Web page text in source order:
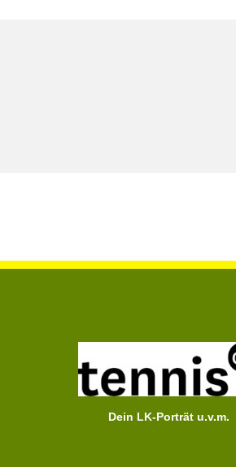
Dein LK-Porträt u.v.m.